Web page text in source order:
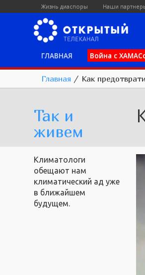
Жизнь диаспоры Наши
ГЛАВНАЯ Война с
Главная / Как
Так и
живем
Климатологи
обещают нам
климатический ад уже
в ближайшем
будущем.